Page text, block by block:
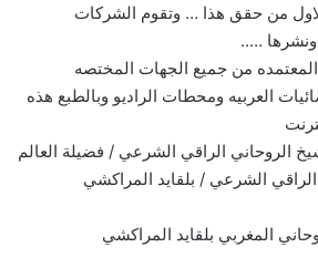
من حقق هذا … وتقوم الشركات
ونشرها …..
من جميع الجهات المختصه
العربيه ومحطات الراديو وبالطبع هذه
الروحاني الراقي الشرعي / فضيلة العالم
الشرعي / بلقايد المراكشي
المغربي بلقايد المراكشي